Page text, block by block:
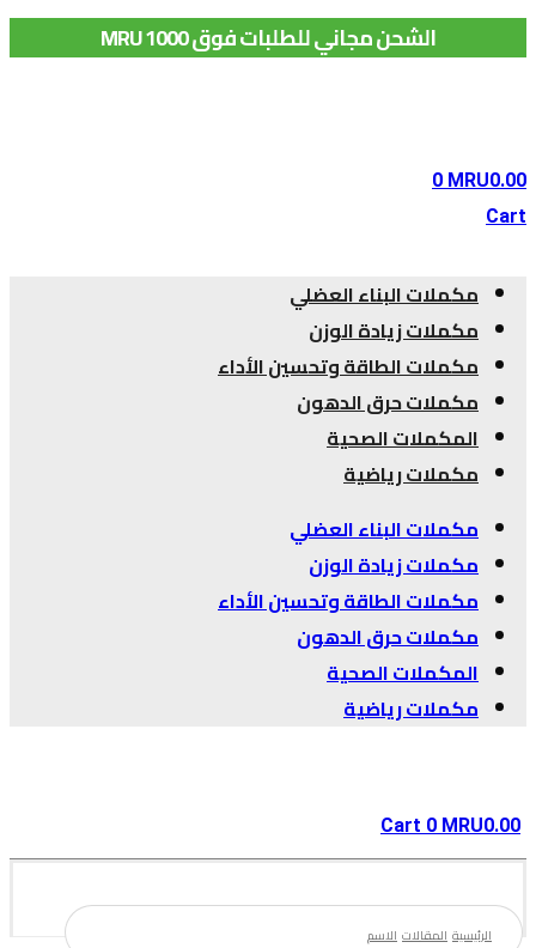
الشحن مجاني للطلبات فوق 1000 MRU
MRU0.00
0
Cart
مكملات البناء العضلي
مكملات زيادة الوزن
مكملات الطاقة وتحسين الأداء
مكملات حرق الدهون
المكملات الصحية
مكملات رياضية
مكملات البناء العضلي
مكملات زيادة الوزن
مكملات الطاقة وتحسين الأداء
مكملات حرق الدهون
المكملات الصحية
مكملات رياضية
MRU0.00
0
Cart
الرئيسية المقالات الاسم